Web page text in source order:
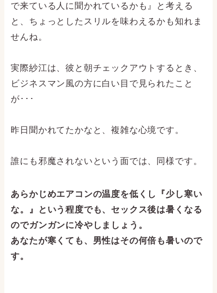
で来ている人に聞かれているかも』と考える
と、ちょっとしたスリルを味わえるかも知れま
せんね。
実際紗江は、彼と朝チェックアウトするとき、
ビジネスマン風の方に白い目で見られたこと
が･･･
昨日聞かれてたかなと、複雑な心境です。
誰にも邪魔されないという面では、同様です。
あらかじめエアコンの温度を低くし『少し寒い
な。』という程度でも、セックス後は暑くなる
のでガンガンに冷やしましょう。
あなたが寒くても、男性はその何倍も暑いので
す。